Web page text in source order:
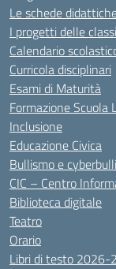
Le schede
I progetti delle classi
Calendario
Curricola disciplinari
Esami di Maturità
Formazione Scuola
Inclusione
Educazione Civica
Bullismo e
CIC – Centro
Biblioteca digitale
Teatro
Orario
Libri di testo 2026-